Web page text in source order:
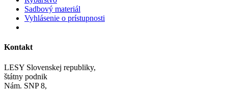
Sadbový materiál
Vyhlásenie o prístupnosti
Kontakt
LESY Slovenskej republiky,
štátny podnik
Nám. SNP 8,